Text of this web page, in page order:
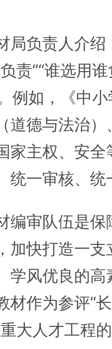
负责人介绍
责”“谁选用
例如，《中
道德与法治
家主权、安
统一审核、统
审队伍是保
加快打造一
学风优良的
材作为参评“
大人才工程